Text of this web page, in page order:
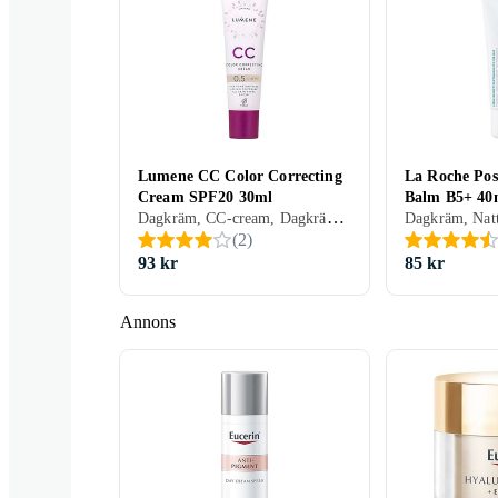
Kiehl ' s Origins
Annons
Lumene CC Color Correcting
Cream SPF20 30ml
Dagkräm, CC-cream, Dagkräm med SPF, Dam, Bronzing, Lyster, Normal, Alla
(2)
93 kr
La Roche
Balm B5+
85 kr